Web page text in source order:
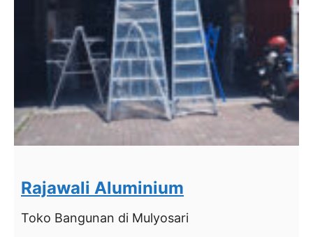
Rajawali Aluminium
Toko Bangunan di Mulyosari